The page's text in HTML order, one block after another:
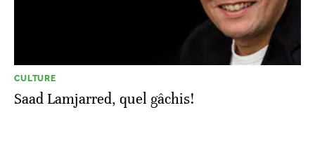
CULTURE
Saad Lamjarred, quel gâchis!